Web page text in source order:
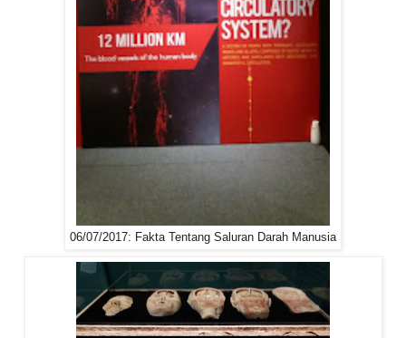
06/07/2017: Fakta Tentang Saluran Darah Manusia